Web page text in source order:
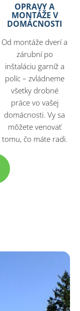
OPRAVY A
MONTÁŽE V
DOMÁCNOSTI
Od montáže dverí a
zárubní po
inštaláciu garníž a
políc – zvládneme
všetky drobné
práce vo vašej
domácnosti. Vy sa
môžete venovať
tomu, čo máte radi.